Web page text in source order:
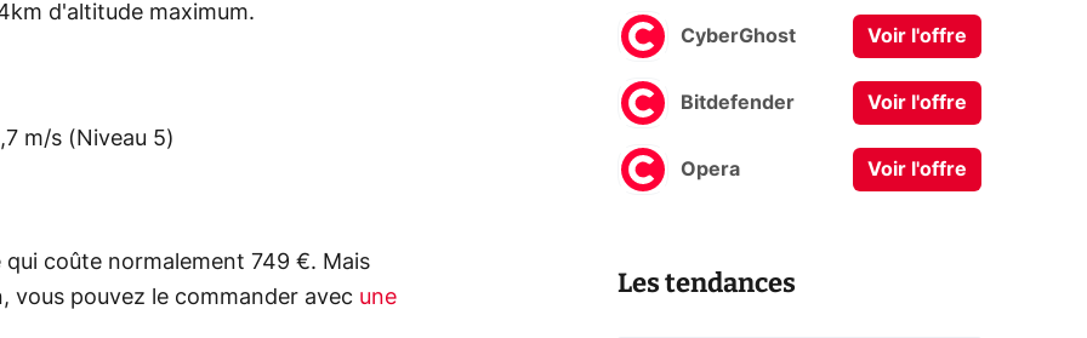
d'altitude maximum.
m/s (Niveau 5)
coûte normalement 749 €. Mais
vous pouvez le commander avec une
CyberGhost Voir l'offre
Bitdefender Voir l'offre
Opera Voir l'offre
Les tendances